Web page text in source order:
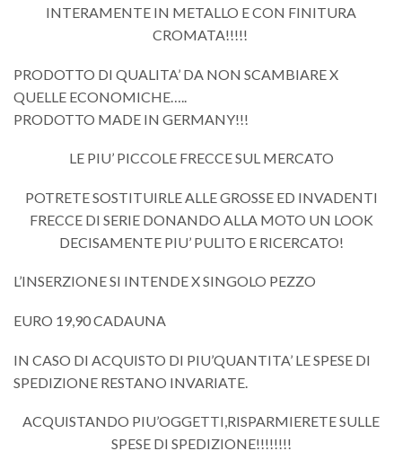
INTERAMENTE IN METALLO E CON FINITURA
CROMATA!!!!!
PRODOTTO DI QUALITA’ DA NON SCAMBIARE X
QUELLE ECONOMICHE…..
PRODOTTO MADE IN GERMANY!!!
LE PIU’ PICCOLE FRECCE SUL MERCATO
POTRETE SOSTITUIRLE ALLE GROSSE ED INVADENTI
FRECCE DI SERIE DONANDO ALLA MOTO UN LOOK
DECISAMENTE PIU’ PULITO E RICERCATO!
L’INSERZIONE SI INTENDE X SINGOLO PEZZO
EURO 19,90 CADAUNA
IN CASO DI ACQUISTO DI PIU’QUANTITA’ LE SPESE DI
SPEDIZIONE RESTANO INVARIATE.
ACQUISTANDO PIU’OGGETTI,RISPARMIERETE SULLE
SPESE DI SPEDIZIONE!!!!!!!!